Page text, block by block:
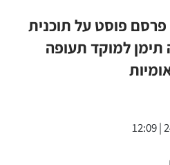
פוסט על תוכנית
למוקד תעופה